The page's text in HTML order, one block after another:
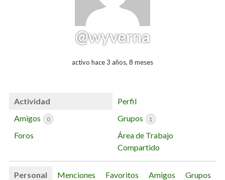
@wyverna
activo hace 3 años, 8 meses
Actividad
Perfil
Amigos
0 Grupos 1
Foros
Área de Trabajo
Compartido
Personal Menciones Favoritos Amigos
Grupos